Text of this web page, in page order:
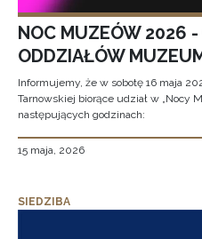
NOC MUZEÓW 2026
ODDZIAŁÓW
Informujemy, że w sobotę 16 maja
Tarnowskiej biorące udział w „Nocy
następujących godzinach:
15 maja, 2026
SIEDZIBA